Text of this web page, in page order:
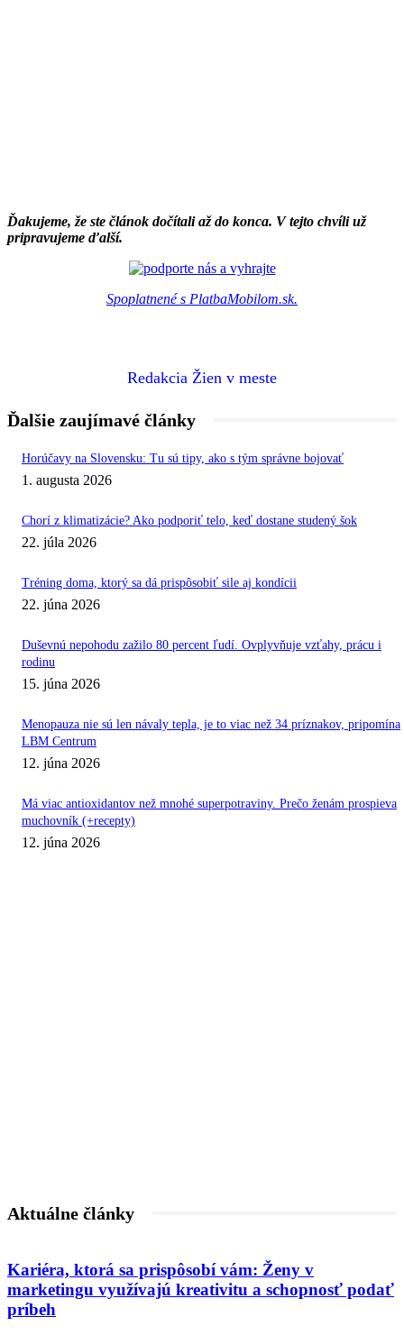
Ďakujeme, že ste článok dočítali až do konca. V tejto chvíli už
pripravujeme ďalší.
Spoplatnené s PlatbaMobilom.sk.
Redakcia Žien v meste
Ďalšie zaujímavé články
Horúčavy na Slovensku: Tu sú tipy, ako s tým správne bojovať
1. augusta 2026
Chorí z klimatizácie? Ako podporiť telo, keď dostane studený šok
22. júla 2026
Tréning doma, ktorý sa dá prispôsobiť sile aj kondícii
22. júna 2026
Duševnú nepohodu zažilo 80 percent ľudí. Ovplyvňuje vzťahy, prácu i
rodinu
15. júna 2026
Menopauza nie sú len návaly tepla, je to viac než 34 príznakov, pripomína
LBM Centrum
12. júna 2026
Má viac antioxidantov než mnohé superpotraviny. Prečo ženám prospieva
muchovník (+recepty)
12. júna 2026
Aktuálne články
Kariéra, ktorá sa prispôsobí vám: Ženy v
marketingu využívajú kreativitu a schopnosť podať
príbeh